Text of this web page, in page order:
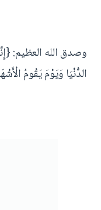
وصدق الله العظيم:
الدُّنْيَا وَيَوْمَ يَقُومُ